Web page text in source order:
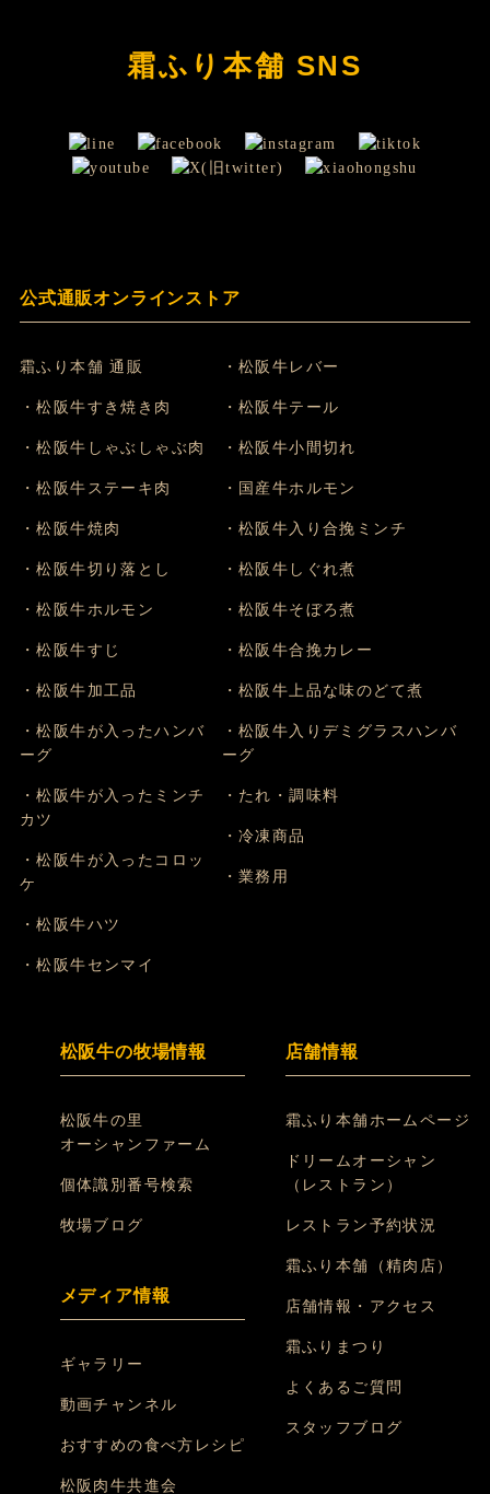
霜ふり本舗 SNS
公式通販オンラインストア
霜ふり本舗 通販
・松阪牛すき焼き肉
・松阪牛しゃぶしゃぶ肉
・松阪牛ステーキ肉
・松阪牛焼肉
・松阪牛切り落とし
・松阪牛ホルモン
・松阪牛すじ
・松阪牛加工品
・松阪牛が入ったハンバ
ーグ
・松阪牛が入ったミンチ
カツ
・松阪牛が入ったコロッ
ケ
・松阪牛ハツ
・松阪牛センマイ
・松阪牛レバー
・松阪牛テール
・松阪牛小間切れ
・国産牛ホルモン
・松阪牛入り合挽ミンチ
・松阪牛しぐれ煮
・松阪牛そぼろ煮
・松阪牛合挽カレー
・松阪牛上品な味のどて煮
・松阪牛入りデミグラスハンバ
ーグ
・たれ・調味料
・冷凍商品
・業務用
松阪牛の牧場情報
松阪牛の里
オーシャンファーム
個体識別番号検索
牧場ブログ
メディア情報
ギャラリー
動画チャンネル
おすすめの食べ方レシピ
松阪肉牛共進会
店舗情報
霜ふり本舗ホームページ
ドリームオーシャン
（レストラン）
レストラン予約状況
霜ふり本舗（精肉店）
店舗情報・アクセス
霜ふりまつり
よくあるご質問
スタッフブログ